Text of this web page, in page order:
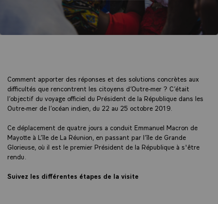
Comment apporter des réponses et des solutions concrètes aux
difficultés que rencontrent les citoyens d’Outre-mer ? C’était
l’objectif du voyage officiel du Président de la République dans les
Outre-mer de l’océan indien, du 22 au 25 octobre 2019.
Ce déplacement de quatre jours a conduit Emmanuel Macron de
Mayotte à L’île de La Réunion, en passant par l’île de Grande
Glorieuse, où il est le premier Président de la République à s'être
rendu.
Suivez les différentes étapes de la visite